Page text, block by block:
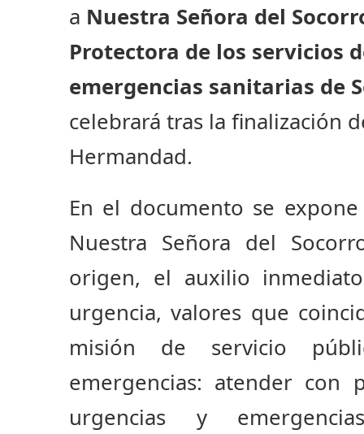
a Nuestra Señora del
Protectora de los servicios
emergencias sanitarias de
celebrará tras la finalización
Hermandad.
En el documento se
Nuestra Señora del
origen, el auxilio
urgencia, valores que
misión de servicio
emergencias: atender con
urgencias y